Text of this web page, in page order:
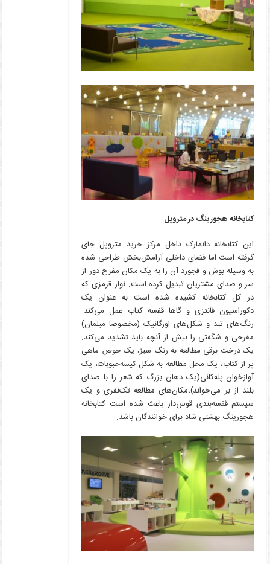
کتابخانه هجورینگ درمتروپل
این کتابخانه دانمارک داخل مرکز خرید متروپل جای
گرفته است اما فضای داخلی آرامش‌بخش طراحی شده
به وسیله بوش و فجورد آن را به یک مکان مفرح دور از
سر و صدای مشتریان تبدیل کرده است. نوار قرمزی که
در کل کتابخانه کشیده شده است به عنوان یک
دکوراسیون فانتزی و گاها قفسه کتاب عمل می‌کند.
رنگ‌های تند و شکل‌های اورگانیک (مخصوصا مبلمان)
مفرحی و شگفتی را بیش از آنچه باید تشدید می‌کند.
یک درخت برقی مطالعه به رنگ سبز، یک حوض ماهی
پر از کتاب، یک محل مطالعه به شکل کیسه‌حبوبات، یک
آوازخوان پله‌کانی(یک دهان بزرگ که شعر را با صدای
بلند از بر می‌خواند)،مکان‌های مطالعه تک‌نفری و یک
سیستم قفسه‌بندی قوس‌دار باعث شده است کتابخانه
هجورینگ بهشتی شاد برای خوانندگان باشد.